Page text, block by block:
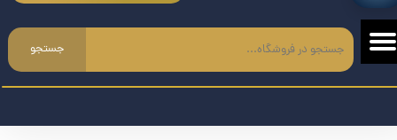
جستجو
خروج از حساب کاربری